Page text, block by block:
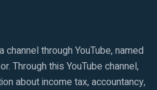
through YouTube, named
Through this YouTube channel,
about income tax, accountancy,